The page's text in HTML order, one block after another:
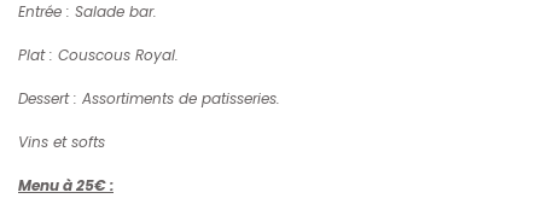
Entrée : Salade bar.
Plat : Couscous Royal.
Dessert : Assortiments de patisseries.
Vins et softs
Menu à 25€ :